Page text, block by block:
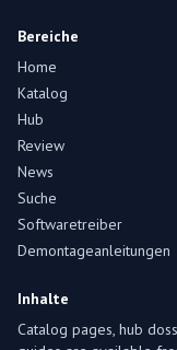
Bereiche
Home
Katalog
Hub
Review
News
Suche
Softwaretreiber
Demontageanleitungen
Inhalte
Catalog pages, hub